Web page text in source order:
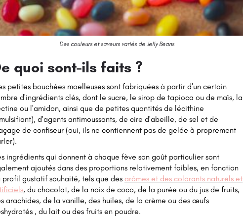
Des couleurs et saveurs variés de Jelly Beans
quoi sont-ils faits ?
petites bouchées moelleuses sont fabriquées à partir d'un certain
d'ingrédients clés, dont le sucre, le sirop de tapioca ou de maïs, la
ou l'amidon, ainsi que de petites quantités de lécithine
d'agents antimoussants, de cire d'abeille, de sel et de
de confiseur (oui, ils ne contiennent pas de gelée à proprement
ingrédients qui donnent à chaque fève son goût particulier sont
ajoutés dans des proportions relativement faibles, en fonction
profil gustatif souhaité, tels que desarômes et des colorants naturels et
, du chocolat, de la noix de coco, de la purée ou du jus de fruits,
arachides, de la vanille, des huiles, de la crème ou des œufs
, du lait ou des fruits en poudre.